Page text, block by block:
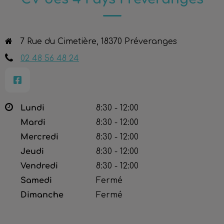
7 Rue du Cimetière, 18370 Préveranges
02 48 56 48 24
Lundi
8:30 - 12:00
Mardi
8:30 - 12:00
Mercredi
8:30 - 12:00
Jeudi
8:30 - 12:00
Vendredi
8:30 - 12:00
Samedi
Fermé
Dimanche
Fermé